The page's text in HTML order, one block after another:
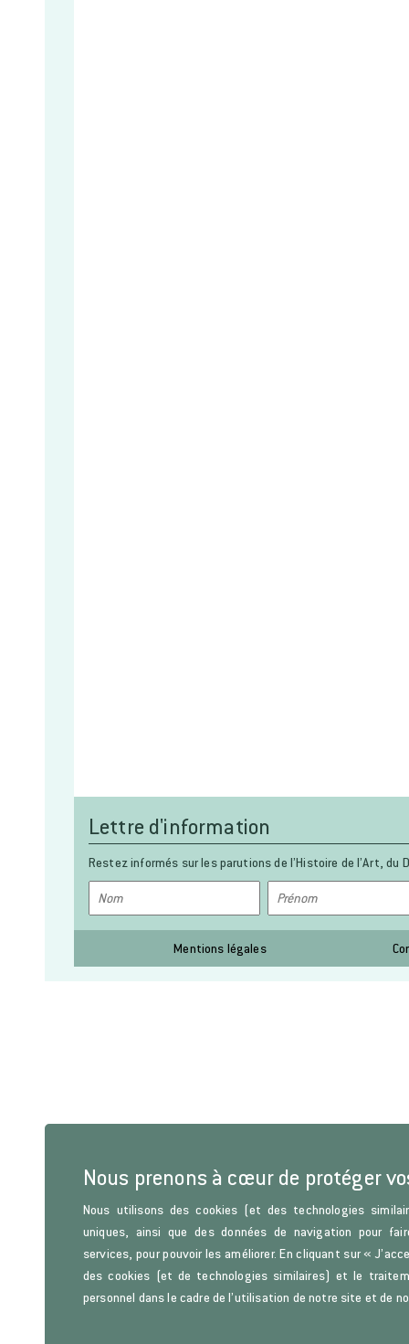
Lettre d'information
Restez informés sur les parutions de l’Histoire de l’Art, du
Mentions légales
Nous prenons à cœur de protéger
Nous utilisons des cookies (et des technologies
uniques, ainsi que des données de navigation pour
services, pour pouvoir les améliorer. En cliquant sur «
des cookies (et de technologies similaires) et le
personnel dans le cadre de l’utilisation de notre site et de